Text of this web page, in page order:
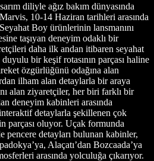
diliyle ağız bakım dünyasında
10-14 Haziran tarihleri arasında
Boy ürünlerinin lansmanını
taşıyan deneyim odaklı bir
daha ilk andan itibaren seyahat
bir keşif rotasının parçası haline
özgürlüğünü odağına alan
ilham alan detaylarla bir araya
alan ziyaretçiler, her biri farklı bir
deneyim kabinleri arasında
detaylarla şekillenen çok
parçası oluyor. Uçak formunda
pencere detayları bulunan kabinler,
Alaçatı’dan Bozcaada’ya
arasında yolculuğa çıkarıyor.